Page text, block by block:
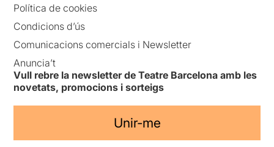
Política de cookies
Condicions d’ús
Comunicacions comercials i Newsletter
Anuncia’t
Vull rebre la newsletter de Teatre Barcelona amb les
novetats, promocions i sorteigs
Unir-me